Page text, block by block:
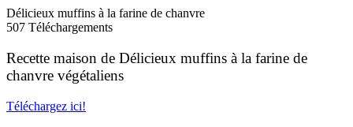
Délicieux muffins à la farine de chanvre
507 Téléchargements
Recette maison de Délicieux muffins à la farine de
chanvre végétaliens
Téléchargez ici!